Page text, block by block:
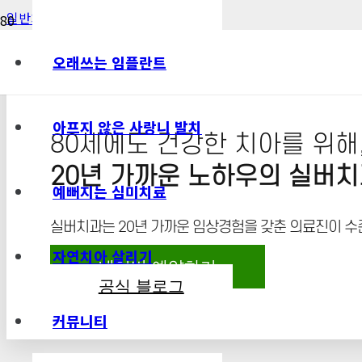
오래쓰는 임플란트
아프지 않은 사랑니 발치
예뻐지는 심미치료
자연치아 살리기
커뮤니티
일반치료 케이스_01
80세에도 건강한 치아를 위
20년 가까운 노하우의 실버
실버치과는 20년 가까운 임상경험을 갖춘 의료진이
네이버 예약하기
공식 블로그